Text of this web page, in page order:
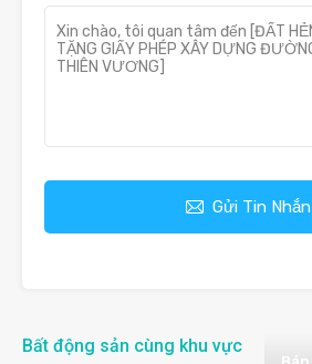
Gửi Tin Nhắn
Bất động sản cùng khu vực